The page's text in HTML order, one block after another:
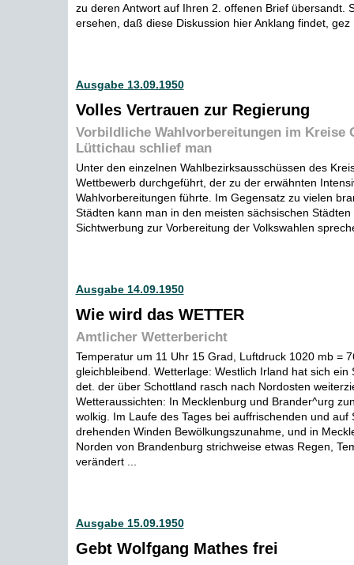
zu deren Antwort auf Ihren 2. offenen Brief übersandt.
ersehen, daß diese Diskussion hier Anklang findet, gez
Ausgabe 13.09.1950
Volles Vertrauen zur Regierung
Vorbildliche Wahlvorbereitungen im Kreise
Lüttichau schlief man
Unter den einzelnen Wahlbezirksausschüssen des
Wettbewerb durchgeführt, der zu der erwähnten
Wahlvorbereitungen führte. Im Gegensatz zu vielen
Städten kann man in den meisten sächsischen
Sichtwerbung zur Vorbereitung der Volkswahlen
Ausgabe 14.09.1950
Wie wird das WETTER
Amtlicher Wetterbericht
Temperatur um 11 Uhr 15 Grad, Luftdruck 1020 mb =
gleichbleibend. Wetterlage: Westlich Irland hat sich ein
det. der über Schottland rasch nach Nordosten
Wetteraussichten: In Mecklenburg und Brander^urg
wolkig. Im Laufe des Tages bei auffrischenden und auf
drehenden Winden Bewölkungszunahme, und in
Norden von Brandenburg strichweise etwas Regen,
verändert ...
Ausgabe 15.09.1950
Gebt Wolfgang Mathes frei